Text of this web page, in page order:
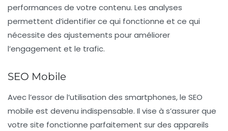
performances de votre contenu. Les analyses
permettent d’identifier ce qui fonctionne et ce qui
nécessite des ajustements pour améliorer
l’engagement et le trafic.
SEO Mobile
Avec l’essor de l’utilisation des smartphones, le SEO
mobile est devenu indispensable. Il vise à s’assurer que
votre site fonctionne parfaitement sur des appareils